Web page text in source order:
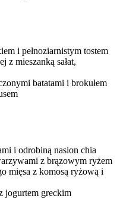
i pełnoziarnistym tostem
z mieszanką sałat,
batatami i brokułem
i odrobiną nasion chia
z brązowym ryżem
mięsa z komosą ryżową i
jogurtem greckim